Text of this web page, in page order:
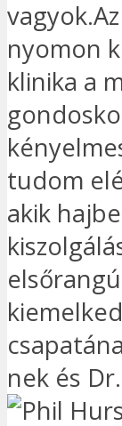
nyomon
klinika a
tudom
akik
nek és